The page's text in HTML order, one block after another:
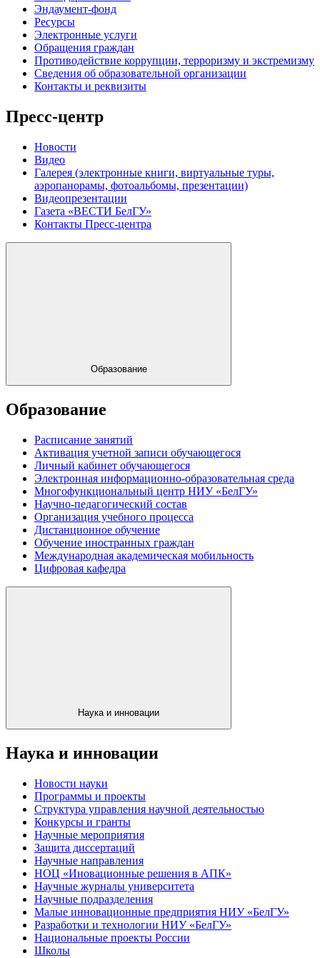
Эндаумент-фонд
Ресурсы
Электронные услуги
Обращения граждан
Противодействие коррупции, терроризму и экстремизму
Сведения об образовательной организации
Контакты и реквизиты
Пресс-центр
Новости
Видео
Галерея (электронные книги, виртуальные туры,
аэропанорамы, фотоальбомы, презентации)
Видеопрезентации
Газета «ВЕСТИ БелГУ»
Контакты Пресс-центра
Образование
Образование
Расписание занятий
Активация учетной записи обучающегося
Личный кабинет обучающегося
Электронная информационно-образовательная среда
Многофункциональный центр НИУ «БелГУ»
Научно-педагогический состав
Организация учебного процесса
Дистанционное обучение
Обучение иностранных граждан
Международная академическая мобильность
Цифровая кафедра
Наука и инновации
Наука и инновации
Новости науки
Программы и проекты
Структура управления научной деятельностью
Конкурсы и гранты
Научные мероприятия
Защита диссертаций
Научные направления
НОЦ «Иновационные решения в АПК»
Научные журналы университета
Научные подразделения
Малые инновационные предприятия НИУ «БелГУ»
Разработки и технологии НИУ «БелГУ»
Национальные проекты России
Школы